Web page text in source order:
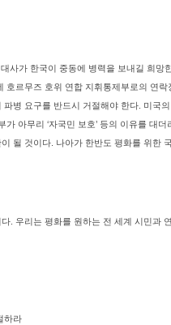
사가 한국이 중동에 병력을 보내길 희
호르무즈 호위 연합 지휘통제부로의 연
병 요구를 반드시 거절해야 한다. 미국
아무리 ‘자국민 보호’ 등의 이유를 대
될 것이다. 나아가 한반도 평화를 위한
. 우리는 평화를 원하는 전 세계 시민과
하라